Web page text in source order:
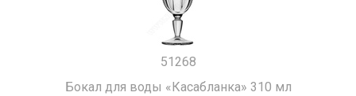
51268
Бокал для воды «Касабланка» 310 мл